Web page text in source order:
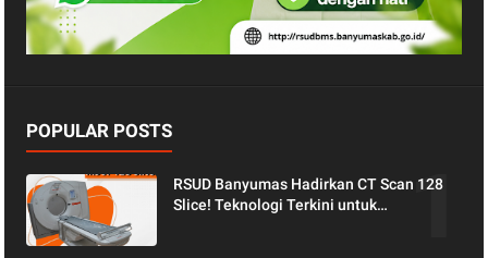
POPULAR POSTS
RSUD Banyumas Hadirkan CT Scan 128
Slice! Teknologi Terkini untuk